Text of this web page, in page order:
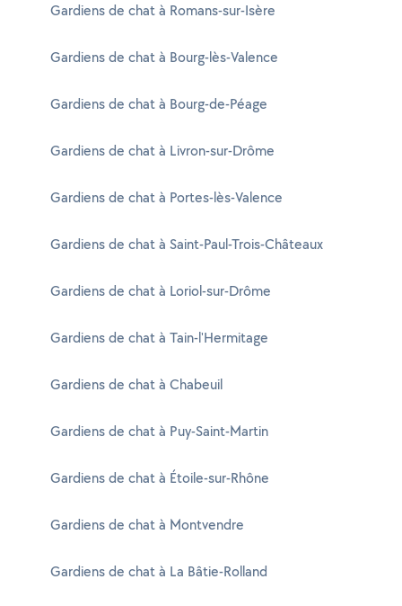
Gardiens de chat à Romans-sur-Isère
Gardiens de chat à Bourg-lès-Valence
Gardiens de chat à Bourg-de-Péage
Gardiens de chat à Livron-sur-Drôme
Gardiens de chat à Portes-lès-Valence
Gardiens de chat à Saint-Paul-Trois-Châteaux
Gardiens de chat à Loriol-sur-Drôme
Gardiens de chat à Tain-l'Hermitage
Gardiens de chat à Chabeuil
Gardiens de chat à Puy-Saint-Martin
Gardiens de chat à Étoile-sur-Rhône
Gardiens de chat à Montvendre
Gardiens de chat à La Bâtie-Rolland